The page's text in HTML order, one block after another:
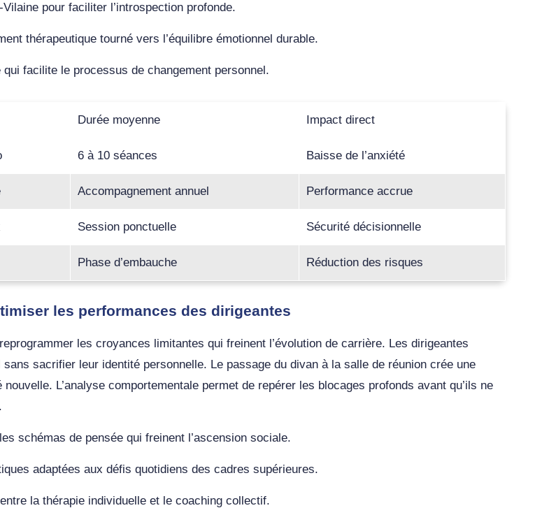
pour faciliter l’introspection profonde.
thérapeutique tourné vers l’équilibre émotionnel durable.
facilite le processus de changement personnel.
Durée moyenne Impact direct
6 à 10 séances Baisse de l’anxiété
Accompagnement annuel Performance accrue
Session ponctuelle Sécurité décisionnelle
Phase d’embauche Réduction des risques
les performances des dirigeantes
les croyances limitantes qui freinent l’évolution de carrière. Les dirigeantes
sacrifier leur identité personnelle. Le passage du divan à la salle de réunion crée une
L’analyse comportementale permet de repérer les blocages profonds avant qu’ils ne
schémas de pensée qui freinent l’ascension sociale.
adaptées aux défis quotidiens des cadres supérieures.
la thérapie individuelle et le coaching collectif.